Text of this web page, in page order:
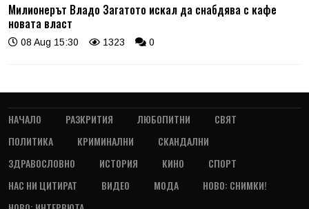
Милионерът Владо Загатото искал да снабдява с кафе
новата власт
08 Aug 15:30 1323 0
НАЧАЛО РАЗКРИТИЯ ЛЮБОПИТНИ
СВЯТ
ПОЛИТИКА
КРИМИНАЛНИ
СКАНДАЛНИ
ЗДРАВОСЛОВНО
ИСТОРИЯ КИНО
СПОРТ
НАС НИ ЦИТИРАТ
ВИДЕО МОДА
НОВО: СНИМКИ!